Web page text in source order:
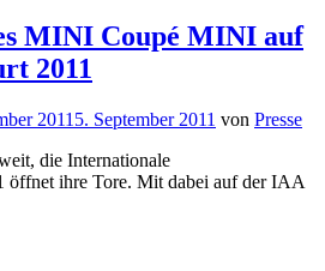
MINI Coupé MINI auf
2011
2011 5. September 2011 von Presse
die Internationale
öffnet ihre Tore. Mit dabei auf der IAA